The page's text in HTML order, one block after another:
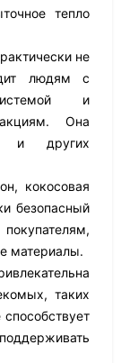
тепло
не
людям с
и
Она
и других
кокосовая
безопасный
материалы.
таких